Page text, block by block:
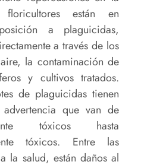
están en
a plaguicidas,
a través de los
la contaminación de
y cultivos tratados.
de plaguicidas tienen
que van de
tóxicos hasta
tóxicos. Entre las
la salud, están daños al